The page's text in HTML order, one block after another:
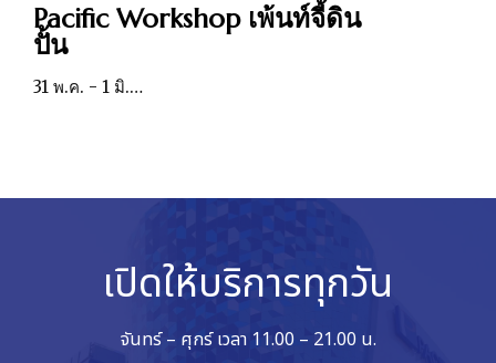
Pacific Workshop เพ้นท์จี้ดิน
ปั้น
31 พ.ค. - 1 มิ.…
เปิดให้บริการทุกวัน
จันทร์ – ศุกร์ เวลา 11.00 – 21.00 น.